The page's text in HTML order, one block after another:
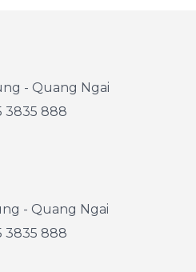
- Quang Ngai
3835 888
- Quang Ngai
3835 888